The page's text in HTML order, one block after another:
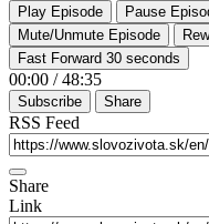
Play Episode
Pause
Mute/Unmute Episode
Fast Forward 30 seconds
00:00 / 48:35
Subscribe Share
RSS Feed
Share
Link